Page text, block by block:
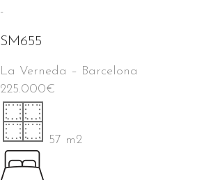
-
SM655
La Verneda – Barcelona
225.000€
57 m2